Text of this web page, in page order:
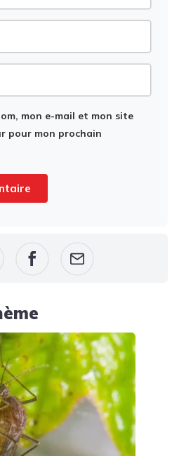
mon e-mail et mon site
pour mon prochain